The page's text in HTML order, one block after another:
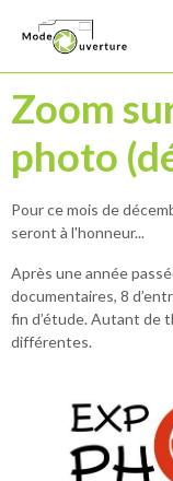
Zoom
photo
Pour ce mois de
seront à l'honneur...
Après une année
documentaires, 8
fin d’étude. Autant de
différentes.